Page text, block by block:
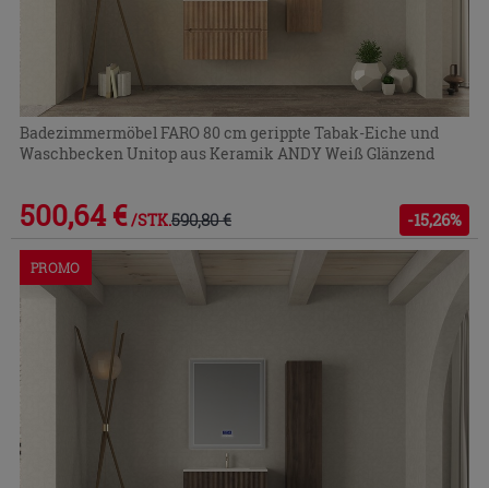
Badezimmermöbel FARO 80 cm gerippte Tabak-Eiche und
Waschbecken Unitop aus Keramik ANDY Weiß Glänzend
500,64 € /STK.590,80 € -15,26%
PROMO